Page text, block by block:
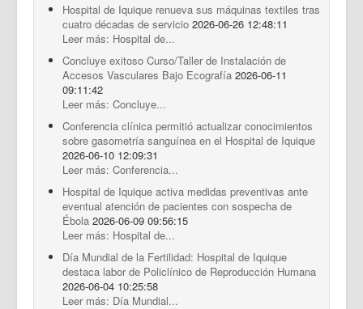
Hospital de Iquique renueva sus máquinas textiles tras
cuatro décadas de servicio 2026-06-26 12:48:11
Leer más: Hospital de...
Concluye exitoso Curso/Taller de Instalación de
Accesos Vasculares Bajo Ecografía 2026-06-11
09:11:42
Leer más: Concluye...
Conferencia clínica permitió actualizar conocimientos
sobre gasometría sanguínea en el Hospital de Iquique
2026-06-10 12:09:31
Leer más: Conferencia...
Hospital de Iquique activa medidas preventivas ante
eventual atención de pacientes con sospecha de
Ébola 2026-06-09 09:56:15
Leer más: Hospital de...
Día Mundial de la Fertilidad: Hospital de Iquique
destaca labor de Policlínico de Reproducción Humana
2026-06-04 10:25:58
Leer más: Día Mundial...